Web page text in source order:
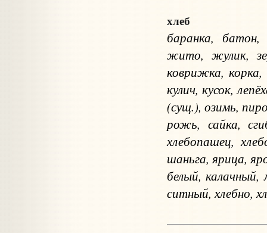
хлеб
баранка, батон,
жито, жулик,
коврижка,
кулич, кусок,
(сущ.), озимь,
рожь, сайка,
хлебопашец,
шаньга, ярица,
белый,
ситный, хлебно,